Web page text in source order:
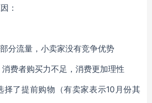
：
分流量，小卖家没有竞争优势
费者购买力不足，消费更加理性
择了提前购物（有卖家表示10月份其